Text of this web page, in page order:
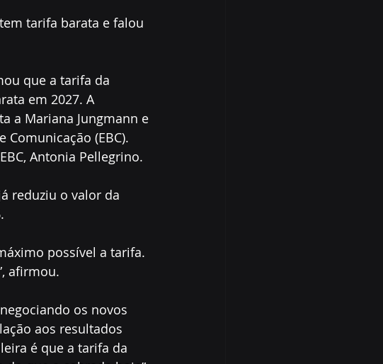
tarifa barata e falou
que a tarifa da
em 2027. A
a Mariana Jungmann e
(EBC).
Antonia Pellegrino.
reduziu o valor da
possível a tarifa.
afirmou.
os novos
aos resultados
é que a tarifa da